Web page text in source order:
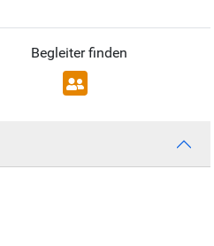
Begleiter finden